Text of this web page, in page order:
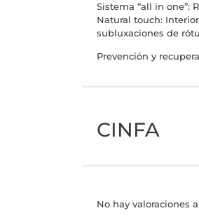
Sistema “all in one”:
Natural touch:
subluxaciones de
Prevención y
CINFA
No hay valoraciones